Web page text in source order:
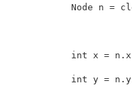
Node n =
int x = n . x
int y = n . y